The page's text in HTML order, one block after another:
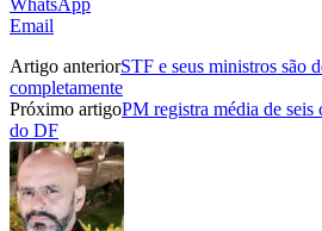
Email
Artigo anteriorSTF e seus ministros são
completamente
Próximo artigoPM registra média de seis
do DF